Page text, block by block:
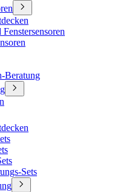
Beratung
Sets